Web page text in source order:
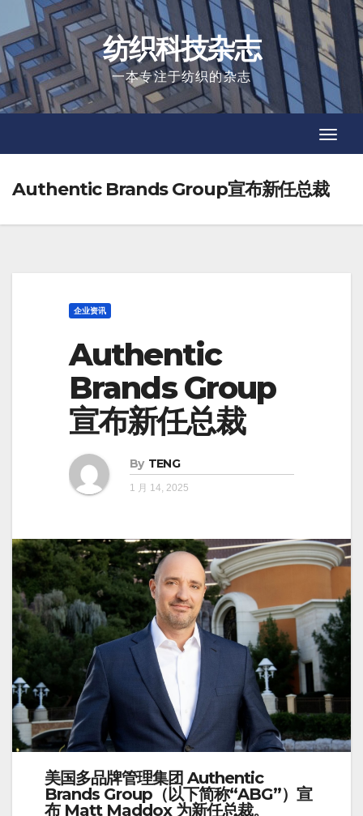
to
content
纺织科技杂志
一本专注于纺织的杂志
Authentic Brands Group宣布新任总裁
企业资讯
Authentic
Brands Group
宣布新任总裁
By TENG
1 月 14, 2025
美国多品牌管理集团 Authentic
Brands Group（以下简称“ABG”） 宣
布 Matt Maddox为新任总裁。